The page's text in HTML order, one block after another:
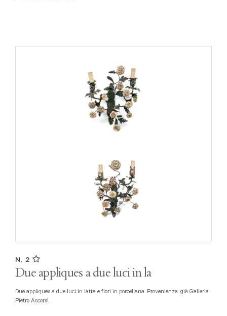
N. 2
Due appliques a due luci in la
Due appliques a due luci in latta e fiori in porcellana. Provenienza: già Galleria
Pietro Accorsi.